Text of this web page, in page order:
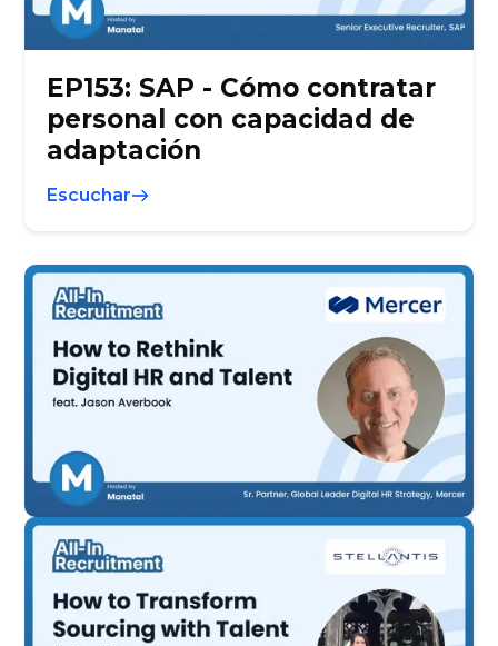
EP153: SAP - Cómo contratar
personal con capacidad de
adaptación
Escuchar